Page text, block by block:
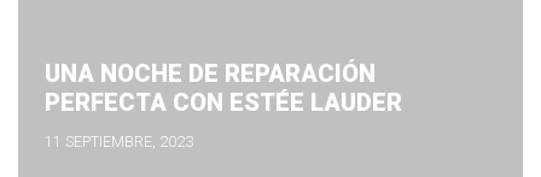
UNA NOCHE DE REPARACIÓN
PERFECTA CON ESTÉE LAUDER
11 SEPTIEMBRE, 2023